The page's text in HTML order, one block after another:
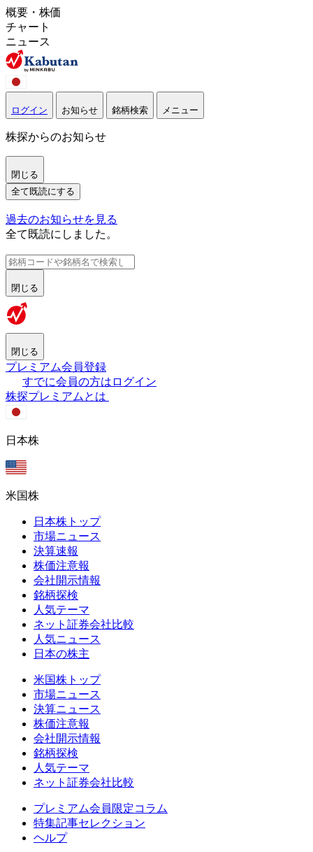
概要・株価
チャート
ニュース
ログイン お知らせ 銘柄検索 メニュー
株探からのお知らせ
閉じる
全て既読にする
過去のお知らせを見る
全て既読にしました。
閉じる
閉じる
プレミアム会員登録
すでに会員の方はログイン
株探プレミアムとは
日本株
米国株
日本株トップ
市場ニュース
決算速報
株価注意報
会社開示情報
銘柄探検
人気テーマ
ネット証券会社比較
人気ニュース
日本の株主
米国株トップ
市場ニュース
決算ニュース
株価注意報
会社開示情報
銘柄探検
人気テーマ
ネット証券会社比較
プレミアム会員限定コラム
特集記事セレクション
ヘルプ